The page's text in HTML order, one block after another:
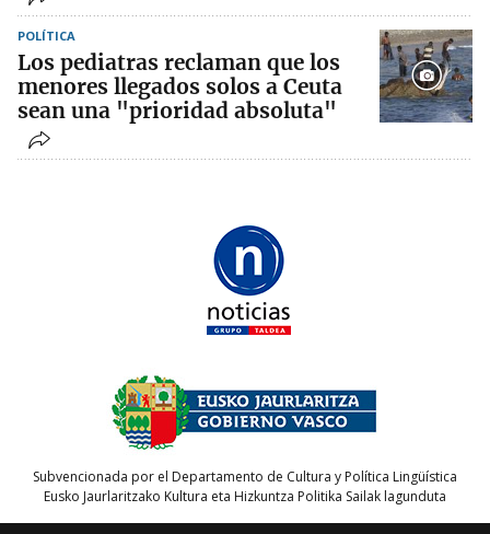
POLÍTICA
Los pediatras reclaman que los
menores llegados solos a Ceuta
sean una "prioridad absoluta"
Subvencionada por el Departamento de Cultura y Política Lingüística
Eusko Jaurlaritzako Kultura eta Hizkuntza Politika Sailak lagunduta